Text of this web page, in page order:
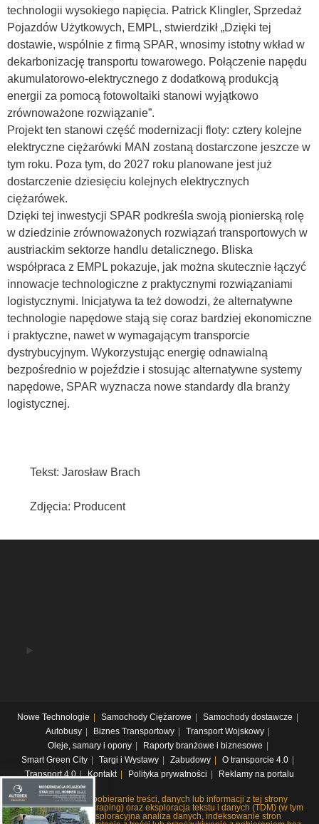
technologii wysokiego napięcia. Patrick Klingler, Sprzedaż
Pojazdów Użytkowych, EMPL, stwierdzikł „Dzięki tej
dostawie, wspólnie z firmą SPAR, wnosimy istotny wkład w
dekarbonizację transportu towarowego. Połączenie napędu
akumulatorowo-elektrycznego z dodatkową produkcją
energii za pomocą fotowoltaiki stanowi wyjątkowo
zrównoważone rozwiązanie”.
Projekt ten stanowi część modernizacji floty: cztery kolejne
elektryczne ciężarówki MAN zostaną dostarczone jeszcze w
tym roku. Poza tym, do 2027 roku planowane jest już
dostarczenie dziesięciu kolejnych elektrycznych
ciężarówek.
Dzięki tej inwestycji SPAR podkreśla swoją pionierską rolę
w dziedzinie zrównoważonych rozwiązań transportowych w
austriackim sektorze handlu detalicznego. Bliska
współpraca z EMPL pokazuje, jak można skutecznie łączyć
innowacje technologiczne z praktycznymi rozwiązaniami
logistycznymi. Inicjatywa ta też dowodzi, że alternatywne
technologie napędowe stają się coraz bardziej ekonomiczne
i praktyczne, nawet w wymagającym transporcie
dystrybucyjnym. Wykorzystując energię odnawialną
bezpośrednio w pojeździe i stosując alternatywne systemy
napędowe, SPAR wyznacza nowe standardy dla branży
logistycznej.
Tekst: Jarosław Brach
Zdjęcia: Producent
Nowe Technologie Samochody Ciężarowe
Samochody dostawcze
Autobusy
Biznes Transportowy
Transport Wojskowy
Oleje, samary i opony
Raporty branżowe i biznesowe
Smart Green City
Targi i Wystawy Zabudowy
O transporcie 4.0
Transport 4.0
Kontakt Polityka prywatności Reklamy na portalu
Systematyczne pobieranie treści, danych lub informacji z tej strony
internetowej (web scraping) oraz eksploracja tekstu i danych (TDM) (w tym
pobieranie i eksploracyjna analiza danych, indeksowanie stron